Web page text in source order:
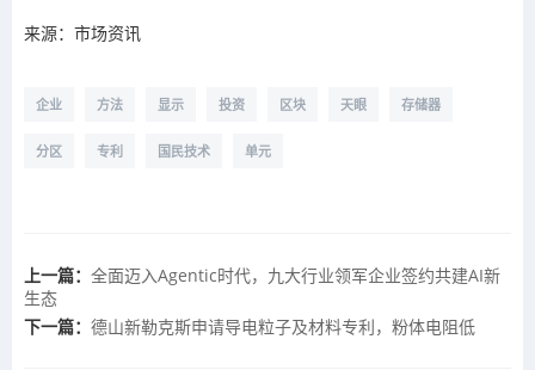
来源：市场资讯
企业 方法 显示 投资 区块 天眼 存储器
分区 专利 国民技术 单元
上一篇： 全面迈入Agentic时代，九大行业领军企业签约共建AI新
生态
下一篇： 德山新勒克斯申请导电粒子及材料专利，粉体电阻低